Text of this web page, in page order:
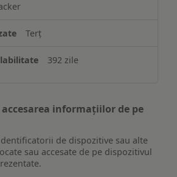
Terț
392 zile
informațiilor de pe
de dispozitive sau alte
sau accesate de pe dispozitivul